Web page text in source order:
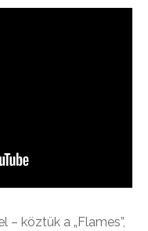
köztük a „Flames”,